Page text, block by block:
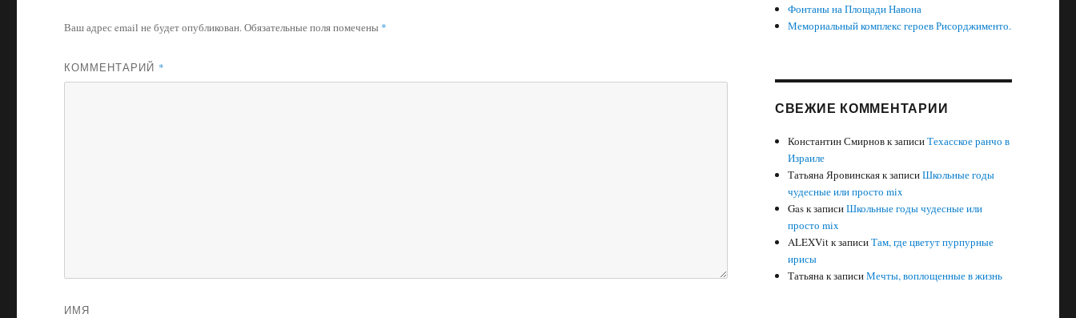
Ваш адрес email не будет опубликован.Обязательные поля помечены *
КОММЕНТАРИЙ *
ИМЯ
Фонтаны на Площади Навона
Мемориальный комплекс героев Рисорджименто.
СВЕЖИЕ КОММЕНТАРИИ
Константин Смирновк записиТехасское ранчо в
Израиле
Татьяна Яровинскаяк записиШкольные годы
чудесные или просто mix
Gasк записиШкольные годы чудесные или
просто mix
ALEXVitк записиТам, где цветут пурпурные
ирисы
Татьянак записиМечты, воплощенные в жизнь